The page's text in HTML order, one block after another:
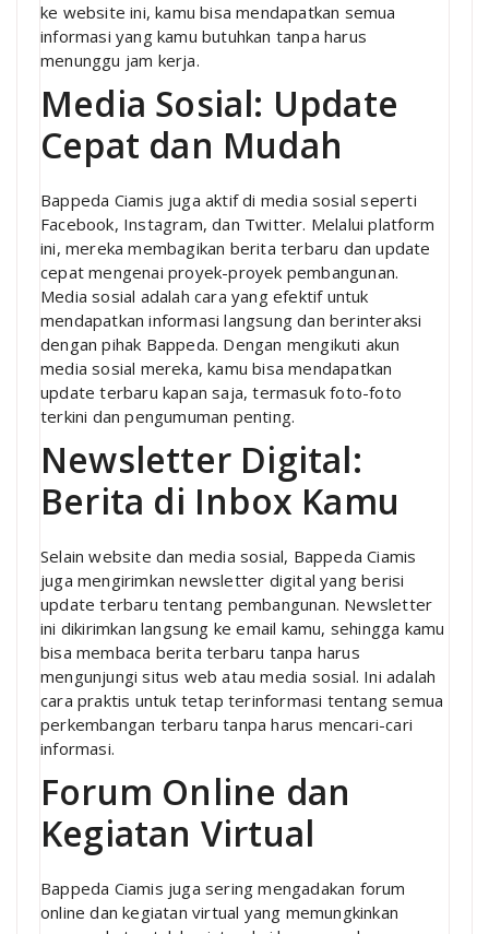
ke website ini, kamu bisa mendapatkan semua
informasi yang kamu butuhkan tanpa harus
menunggu jam kerja.
Media Sosial: Update
Cepat dan Mudah
Bappeda Ciamis juga aktif di media sosial seperti
Facebook, Instagram, dan Twitter. Melalui platform
ini, mereka membagikan berita terbaru dan update
cepat mengenai proyek-proyek pembangunan.
Media sosial adalah cara yang efektif untuk
mendapatkan informasi langsung dan berinteraksi
dengan pihak Bappeda. Dengan mengikuti akun
media sosial mereka, kamu bisa mendapatkan
update terbaru kapan saja, termasuk foto-foto
terkini dan pengumuman penting.
Newsletter Digital:
Berita di Inbox Kamu
Selain website dan media sosial, Bappeda Ciamis
juga mengirimkan newsletter digital yang berisi
update terbaru tentang pembangunan. Newsletter
ini dikirimkan langsung ke email kamu, sehingga kamu
bisa membaca berita terbaru tanpa harus
mengunjungi situs web atau media sosial. Ini adalah
cara praktis untuk tetap terinformasi tentang semua
perkembangan terbaru tanpa harus mencari-cari
informasi.
Forum Online dan
Kegiatan Virtual
Bappeda Ciamis juga sering mengadakan forum
online dan kegiatan virtual yang memungkinkan